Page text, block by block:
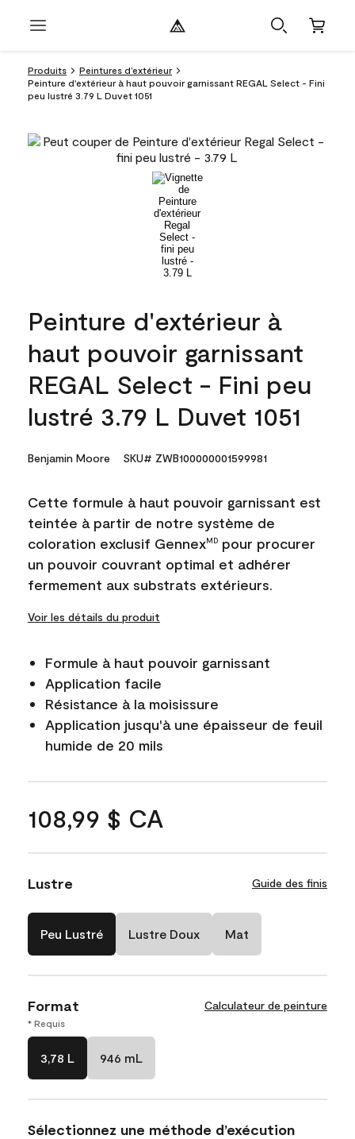
Produits
Peintures d’extérieur
Peinture d'extérieur à haut pouvoir garnissant REGAL Select - Fini
peu lustré 3.79 L Duvet 1051
Peinture d'extérieur à
haut pouvoir garnissant
REGAL Select - Fini peu
lustré 3.79 L Duvet 1051
Benjamin Moore SKU# ZWB100000001599981
Cette formule à haut pouvoir garnissant est
teintée à partir de notre système de
coloration exclusif GennexMD pour procurer
un pouvoir couvrant optimal et adhérer
fermement aux substrats extérieurs.
Voir les détails du produit
Formule à haut pouvoir garnissant
Application facile
Résistance à la moisissure
Application jusqu'à une épaisseur de feuil
humide de 20 mils
108,99 $ CA
Lustre Guide des finis
Peu Lustré Lustre Doux Mat
Format Calculateur de peinture
* Requis
3,78 L 946 mL
Sélectionnez une méthode d’exécution